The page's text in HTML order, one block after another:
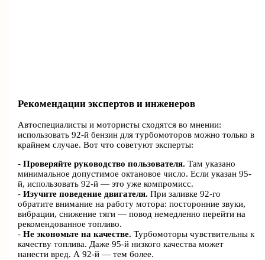
Рекомендации экспертов и инженеров
Автоспециалисты и мотористы сходятся во мнении:
использовать 92-й бензин для турбомоторов можно только в
крайнем случае. Вот что советуют эксперты:
-Проверяйте руководство пользователя. Там указано
минимальное допустимое октановое число. Если указан 95-
й, использовать 92-й — это уже компромисс.
-Изучите поведение двигателя. При заливке 92-го
обратите внимание на работу мотора: посторонние звуки,
вибрации, снижение тяги — повод немедленно перейти на
рекомендованное топливо.
-Не экономьте на качестве. Турбомоторы чувствительны к
качеству топлива. Даже 95-й низкого качества может
нанести вред. А 92-й — тем более.